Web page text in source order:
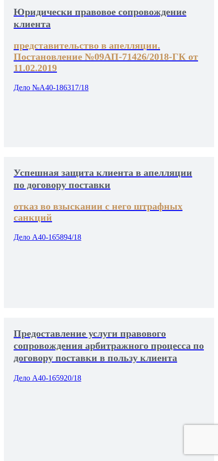
Юридически правовое сопровождение
клиента
представительство в апелляции.
Постановление №09АП-71426/2018-ГК от
11.02.2019
Дело №А40-186317/18
Успешная защита клиента в апелляции
по договору поставки
отказ во взыскании с него штрафных
санкций
Дело А40-165894/18
Предоставление услуги правового
сопровождения арбитражного процесса по
договору поставки в пользу клиента
Дело А40-165920/18